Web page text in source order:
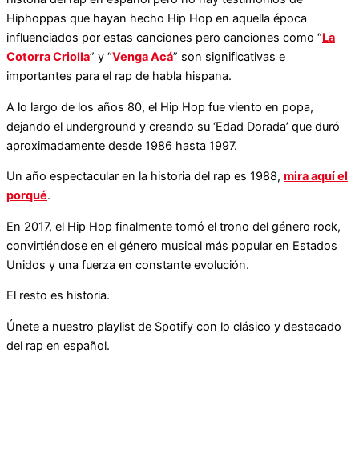
Hiphoppas que hayan hecho Hip Hop en aquella época
influenciados por estas canciones pero canciones como “La
Cotorra Criolla” y “Venga Acá” son significativas e
importantes para el rap de habla hispana.
A lo largo de los años 80, el Hip Hop fue viento en popa,
dejando el underground y creando su ‘Edad Dorada’ que duró
aproximadamente desde 1986 hasta 1997.
Un año espectacular en la historia del rap es 1988, mira aquí el
porqué.
En 2017, el Hip Hop finalmente tomó el trono del género rock,
convirtiéndose en el género musical más popular en Estados
Unidos y una fuerza en constante evolución.
El resto es historia.
Únete a nuestro playlist de Spotify con lo clásico y destacado
del rap en español.